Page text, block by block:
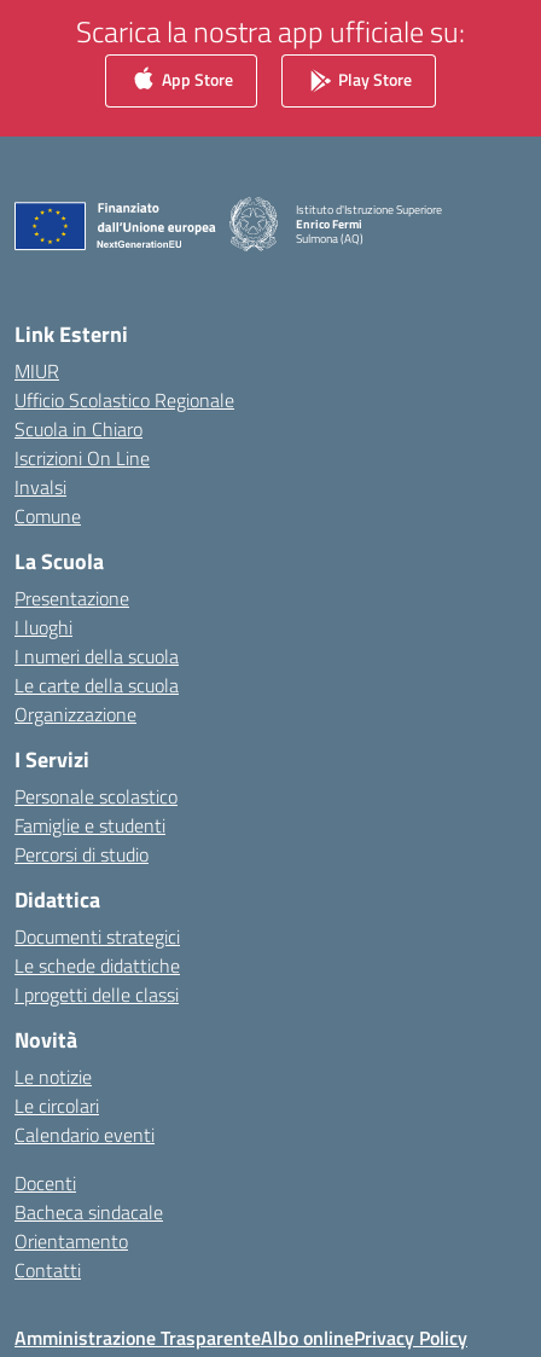
Scarica la nostra app ufficiale su:
App Store Play Store
Istituto d'Istruzione Superiore
Enrico Fermi
Sulmona (AQ)
— Visita la pagina iniziale della scuola
Link Esterni
MIUR
Ufficio Scolastico Regionale
Scuola in Chiaro
Iscrizioni On Line
Invalsi
Comune
La Scuola
Presentazione
I luoghi
I numeri della scuola
Le carte della scuola
Organizzazione
I Servizi
Personale scolastico
Famiglie e studenti
Percorsi di studio
Didattica
Documenti strategici
Le schede didattiche
I progetti delle classi
Novità
Le notizie
Le circolari
Calendario eventi
Docenti
Bacheca sindacale
Orientamento
Contatti
Amministrazione TrasparenteAlbo onlinePrivacy Policy